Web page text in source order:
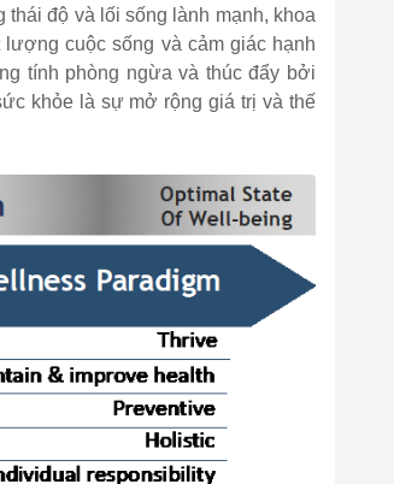
độ và lối sống lành mạnh, khoa
cuộc sống và cảm giác hạnh
tính phòng ngừa và thúc đẩy bởi
khỏe là sự mở rộng giá trị và thế